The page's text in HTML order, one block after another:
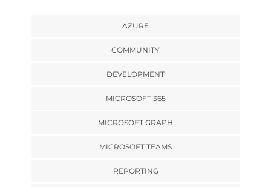
AZURE
COMMUNITY
DEVELOPMENT
MICROSOFT 365
MICROSOFT GRAPH
MICROSOFT TEAMS
REPORTING